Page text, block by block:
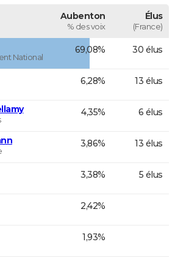
Aubenton
% des voix
Élus
(France)
National
69,08% 30 élus
6,28% 13 élus
4,35% 6 élus
3,86% 13 élus
3,38% 5 élus
2,42%
1,93%